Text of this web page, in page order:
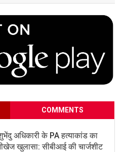
COMMENTS
अधिकारी के PA हत्याकांड का
खुलासा: सीबीआई की चार्जशीट